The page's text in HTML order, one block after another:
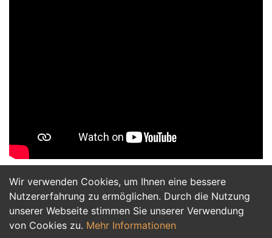
Wir verwenden Cookies, um Ihnen eine bessere
Nutzererfahrung zu ermöglichen. Durch die Nutzung
unserer Webseite stimmen Sie unserer Verwendung
von Cookies zu. Mehr Informationen
Jetzt Bewerben